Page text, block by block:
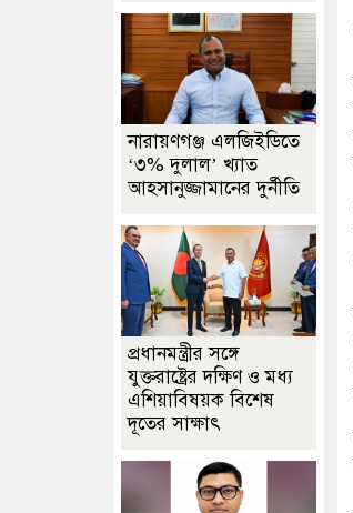
নারায়ণগঞ্জ এলজিইডিতে
‘৩% দুলাল’ খ্যাত
আহসানুজ্জামানের দুর্নীতি
প্রধানমন্ত্রীর সঙ্গে
যুক্তরাষ্ট্রের দক্ষিণ ও মধ্য
এশিয়াবিষয়ক বিশেষ
দূতের সাক্ষাৎ